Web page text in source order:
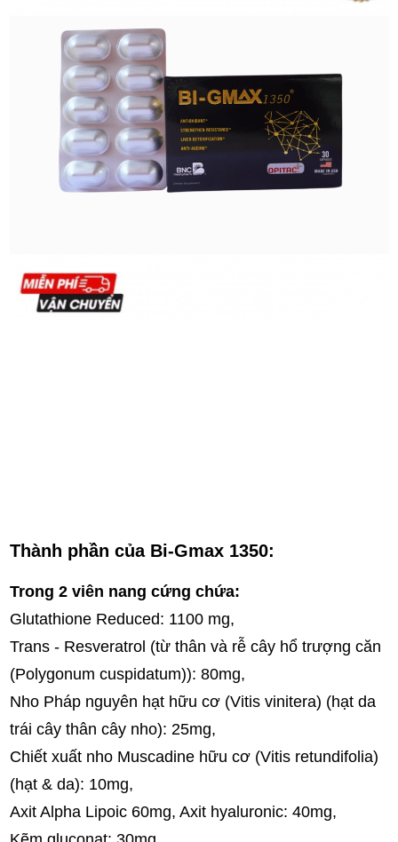
Thành phần của Bi-Gmax 1350:
Trong 2 viên nang cứng chứa:
Glutathione Reduced: 1100 mg,
Trans - Resveratrol (từ thân và rễ cây hổ trượng căn
(Polygonum cuspidatum)): 80mg,
Nho Pháp nguyên hạt hữu cơ (Vitis vinitera) (hạt da
trái cây thân cây nho): 25mg,
Chiết xuất nho Muscadine hữu cơ (Vitis retundifolia)
(hạt & da): 10mg,
Axit Alpha Lipoic 60mg, Axit hyaluronic: 40mg,